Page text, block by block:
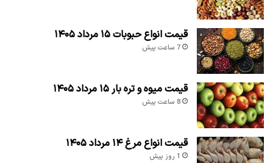
قیمت انواع حبوبات ۱۵ مرداد ۱۴۰۵
7 ساعت پیش
قیمت میوه و تره بار ۱۵ مرداد ۱۴۰۵
8 ساعت پیش
قیمت انواع مرغ ۱۴ مرداد ۱۴۰۵
1 روز پیش